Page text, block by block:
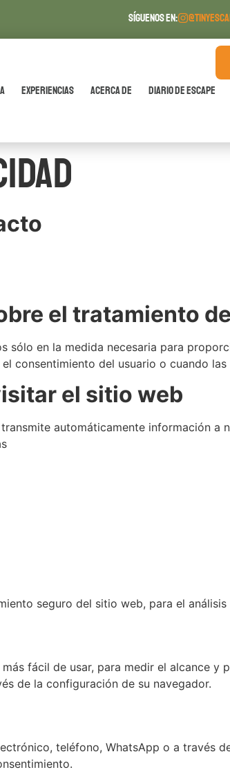
SÍGUENOS EN:
Experiencias Acerca de Diario de Escape
el tratamiento
sólo en la medida necesaria para
consentimiento del usuario o cuando
el sitio web
automáticamente información a
seguro del sitio web, para el
fácil de usar, para medir el alcance y
de la configuración de su navegador.
teléfono, WhatsApp o a través